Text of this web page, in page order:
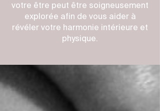
votre être peut être soigneusement
explorée afin de vous aider à
révéler votre harmonie intérieure et
physique.